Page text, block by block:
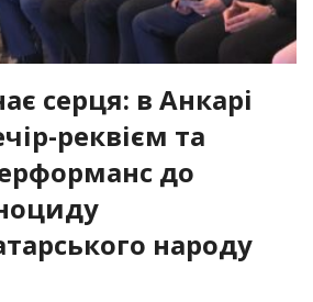
серця: в Анкарі
реквієм та
до
народу